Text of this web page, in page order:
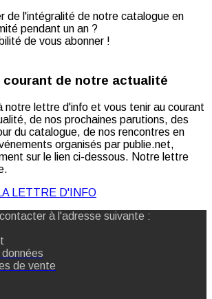
de l'intégralité de notre catalogue en
pendant un an ?
de vous abonner !
courant de notre actualité
notre lettre d'info et vous tenir au courant
de nos prochaines parutions, des
du catalogue, de nos rencontres en
organisés par publie.net,
sur le lien ci-dessous. Notre lettre
LETTRE D'INFO
à l'adresse suivante :
de vente